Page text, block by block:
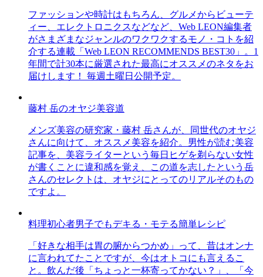
ファッションや時計はもちろん、グルメからビューテ
ィー、エレクトロニクスなどなど、Web LEON編集者
がさまざまなジャンルのワクワクするモノ・コトを紹
介する連載「Web LEON RECOMMENDS BEST30」。1
年間で計30本に厳選された最高にオススメのネタをお
届けします！ 毎週土曜日公開予定。
藤村 岳のオヤジ美容道
メンズ美容の研究家・藤村 岳さんが、同世代のオヤジ
さんに向けて、オススメ美容を紹介。男性が読む美容
記事を、美容ライターという毎日ヒゲを剃らない女性
が書くことに違和感を覚え、この道を志したという岳
さんのセレクトは、オヤジにとってのリアルそのもの
ですよ。
料理初心者男子でもデキる・モテる簡単レシピ
「好きな相手は胃の腑からつかめ」って、昔はオンナ
に言われてたことですが、今はオトコにも言えるこ
と。飲んだ後「ちょっと一杯寄ってかない？」、「今